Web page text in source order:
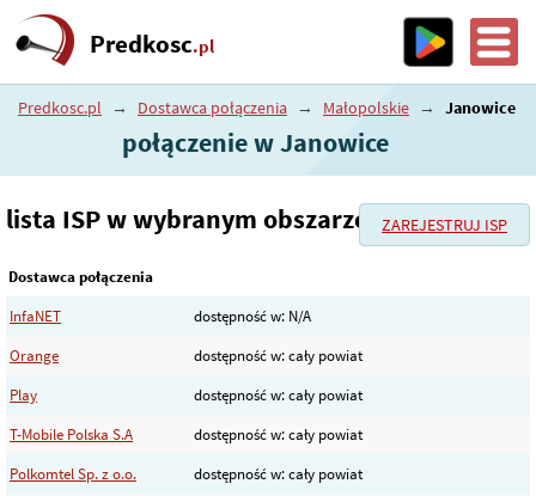
Predkosc.pl
Predkosc.pl → Dostawca połączenia → Małopolskie → Janowice
połączenie w Janowice
ZAREJESTRUJ ISP
lista ISP w wybranym obszarze
Dostawca połączenia
InfaNET
dostępność w: N/A
Orange
dostępność w: cały powiat
Play
dostępność w: cały powiat
T-Mobile Polska S.A
dostępność w: cały powiat
Polkomtel Sp. z o.o.
dostępność w: cały powiat